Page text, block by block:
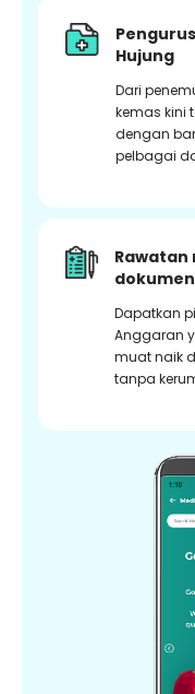
Hujung
Dari
kemas kini
dengan
pelbagai
Rawatan
Dapatkan
Anggaran
muat naik
tanpa